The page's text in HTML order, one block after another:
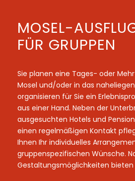
MOSEL-
FÜR GRUPPEN
Sie planen eine Tages- oder
Mosel und/oder in das
organisieren für Sie ein
aus einer Hand. Neben der
ausgesuchten Hotels und
einen regelmäßigen Kontakt
Ihnen Ihr individuelles
gruppenspezifischen Wünsche.
Gestaltungsmöglichkeiten bieten